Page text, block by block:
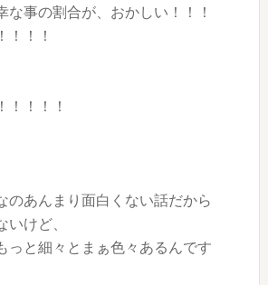
な事の割合が、おかしい！！！
！！！
！！！！
のあんまり面白くない話だから
けど、
っと細々とまぁ色々あるんです